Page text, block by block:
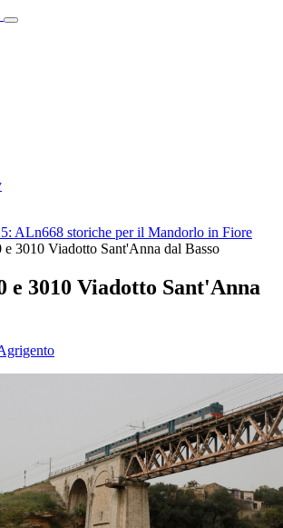
ALn668 storiche per il Mandorlo in Fiore
3010 Viadotto Sant'Anna dal Basso
e 3010 Viadotto Sant'Anna